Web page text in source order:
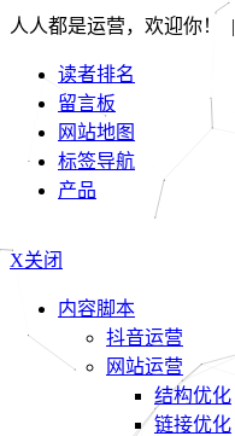
人人都是运营，欢迎你！ |
读者排名
留言板
网站地图
标签导航
产品
X关闭
内容脚本
抖音运营
网站运营
结构优化
链接优化